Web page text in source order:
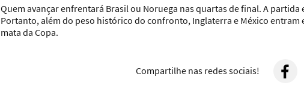
Quem avançar enfrentará Brasil ou Noruega nas quartas de final. A partida
Portanto, além do peso histórico do confronto, Inglaterra e México
mata da Copa.
Compartilhe nas redes sociais!